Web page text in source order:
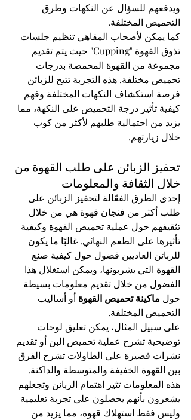
ويدفعهم للسؤال عن النكهات وطرق
التحميص المختلفة.
كما يمكن لأصحاب المقاهي تنظيم جلسات
تذوق القهوة "Cupping" حيث يتم تقديم
مجموعة من القهوة المحمصة بدرجات
تحميص مختلفة. هذه التجربة تتيح للزبائن
فرصة استكشاف النكهات المختلفة وفهم
كيفية تأثير درجة التحميص على النكهة، مما
يزيد من احتمالية طلبهم لأكثر من كوب
خلال زيارتهم.
تحفيز الزبائن على طلب القهوة من
خلال الثقافة والمعلومات
إحدى الطرق الفعّالة لتحفيز الزبائن على
طلب أكثر من فنجان قهوة هي من خلال
تثقيفهم حول عملية تحميص القهوة وكيفية
تأثيرها على الطعم النهائي. غالبًا ما يكون
للزبائن العاديين فضول حول كيفية صنع
القهوة التي يشربونها، ويمكن استغلال هذا
الفضول من خلال تقديم معلومات بسيطة
حول ماكينة تحميص القهوة أو أساليب
التحميص المختلفة.
على سبيل المثال، يمكن تعليق لوحات
توضيحية تشرح عملية تحميص البن أو تقديم
نشرات قصيرة على الطاولات تشرح الفرق
بين القهوة الخفيفة والمتوسطة والداكنة.
هذه المعلومات تثير اهتمام الزبائن وتجعلهم
يشعرون بأنهم يحصلون على تجربة تعليمية
وليس فقط استهلاك قهوة، مما يزيد من